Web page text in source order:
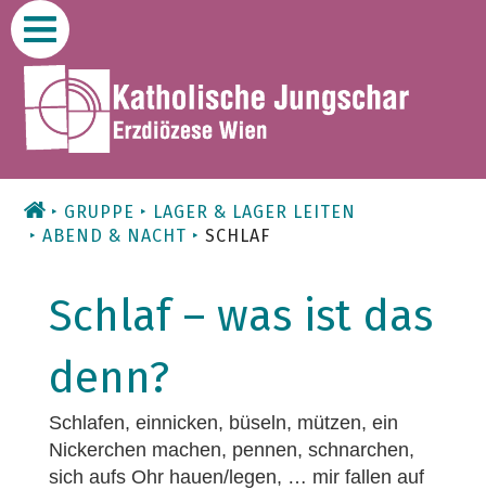
Zum
Inhalt
GRUPPE
LAGER & LAGER LEITEN
ABEND & NACHT
SCHLAF
Schlaf – was ist das
denn?
Schlafen, einnicken, büseln, mützen, ein
Nickerchen machen, pennen, schnarchen,
sich aufs Ohr hauen/legen, … mir fallen auf